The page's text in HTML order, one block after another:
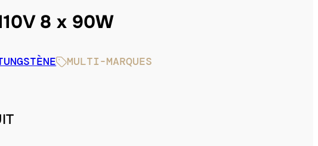
8 x 90W
MULTI-MARQUES